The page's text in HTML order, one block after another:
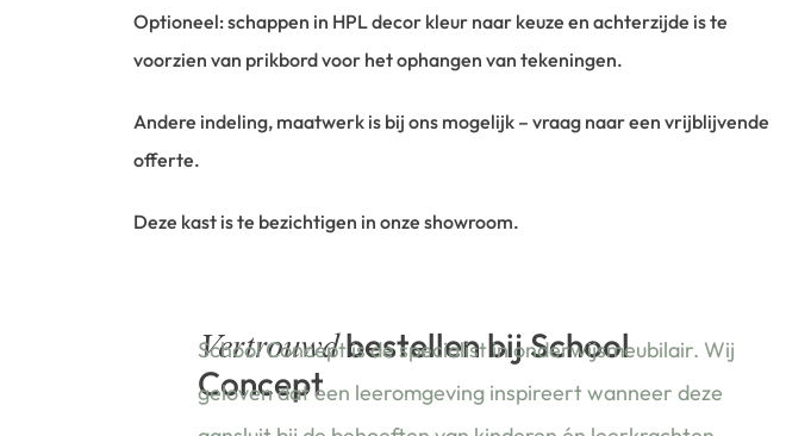
Optioneel: schappen in HPL decor kleur naar keuze en achterzijde is te
voorzien van prikbord voor het ophangen van tekeningen.
Andere indeling, maatwerk is bij ons mogelijk – vraag naar een vrijblijvende
offerte.
Deze kast is te bezichtigen in onze showroom.
Vertrouwdbestellen bij School
Concept
School Concept is de specialist in onderwijsmeubilair. Wij
geloven dat een leeromgeving inspireert wanneer deze